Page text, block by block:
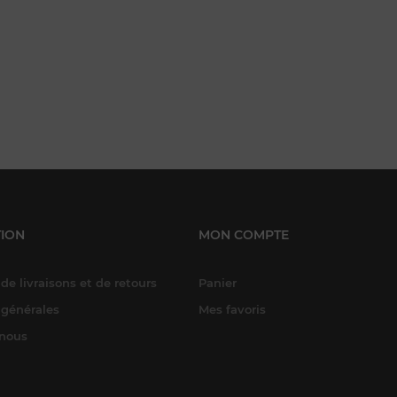
livraisons et de retours
MON COMPTE
Panier
Mes favoris